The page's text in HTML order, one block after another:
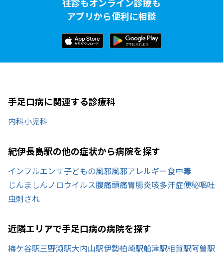
アプリから便利に相談
手足口病に関連する診療科
内科小児科
紀伊長島駅の他の症状から病院を探す
インフルエンザ子どもの風邪風邪アレルギー食中毒
じんましんノロウイルス腹痛頭痛胃腸炎咳多汗症便秘嘔吐
虫刺され
近隣エリアで手足口病の病院を探す
梅ケ谷駅三野瀬駅大内山駅伊勢柏崎駅船津駅相賀駅阿曽駅